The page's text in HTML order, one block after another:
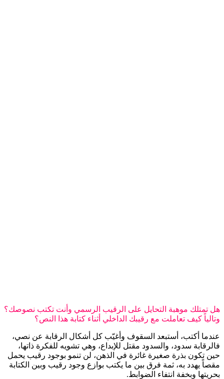
هل تمتلك موهبة التحايل على الرقيب الرسمي وأنت تكتب نصوصك؟
وتالياً كيف تعاملت مع رقيبك الداخلي أثناء كتابة هذا النص؟
عندما أكتب، أستبعد السقوف وأغيّب كل أشكال الرقابة عن نصي،
فالرقابة سدود، والسدود مقتل للإبداع، وهي تشويه للفكرة ذاتها،
حين تكون بذرة صغيرة غائرة في الذهن، لن تنمو بوجود رقيب يحمل
مقصاً يهدد به، ثمة فرق بين ما يكتب بوازع وجود رقيب وبين الكتابة
بحريتها وبخفة انتفاء الضوابط.